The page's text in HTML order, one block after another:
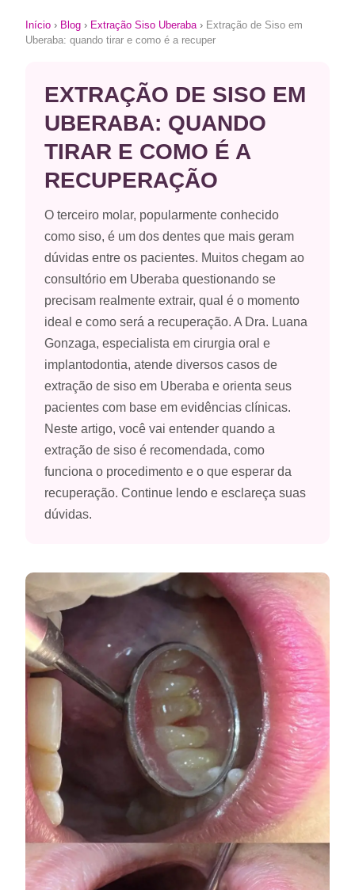
Início › Blog › Extração Siso Uberaba› Extração de Siso em
Uberaba: quando tirar e como é a recuper
EXTRAÇÃO DE SISO EM
UBERABA: QUANDO
TIRAR E COMO É A
RECUPERAÇÃO
O terceiro molar, popularmente conhecido
como siso, é um dos dentes que mais geram
dúvidas entre os pacientes. Muitos chegam ao
consultório em Uberaba questionando se
precisam realmente extrair, qual é o momento
ideal e como será a recuperação. A Dra. Luana
Gonzaga, especialista em cirurgia oral e
implantodontia, atende diversos casos de
extração de siso em Uberaba e orienta seus
pacientes com base em evidências clínicas.
Neste artigo, você vai entender quando a
extração de siso é recomendada, como
funciona o procedimento e o que esperar da
recuperação. Continue lendo e esclareça suas
dúvidas.